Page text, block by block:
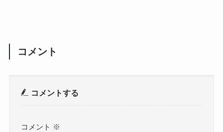
コメント
コメントする
コメント ※